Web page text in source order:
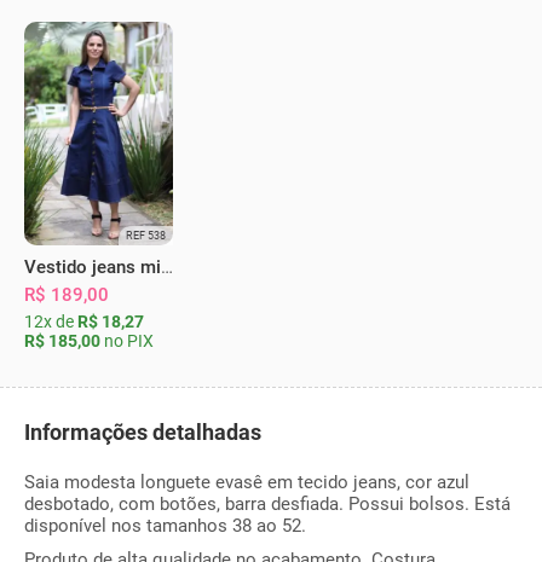
REF 538
Vestido jeans midi evasê botões
R$ 189,00
12x de R$ 18,27
R$ 185,00 no PIX
Informações detalhadas
Saia modesta longuete evasê em tecido jeans, cor azul
desbotado, com botões, barra desfiada. Possui bolsos. Está
disponível nos tamanhos 38 ao 52.